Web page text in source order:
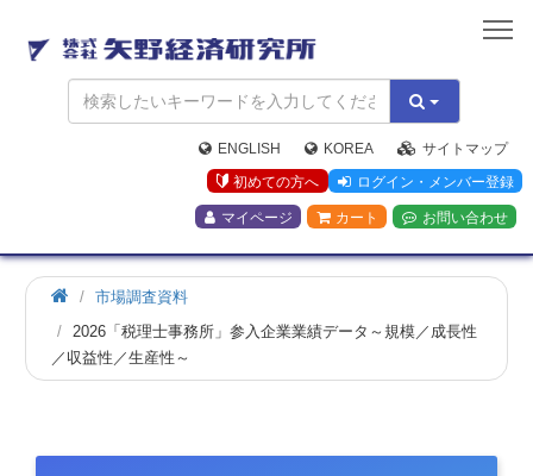
矢
野
経
済
研
究
所
ENGLISH KOREA
サイトマップ
初めての方へ
ログイン・メンバー登録
マイページ カート お問い合わせ
市場調査資料
2026「税理士事務所」参入企業業績データ～規模／成長性
／収益性／生産性～